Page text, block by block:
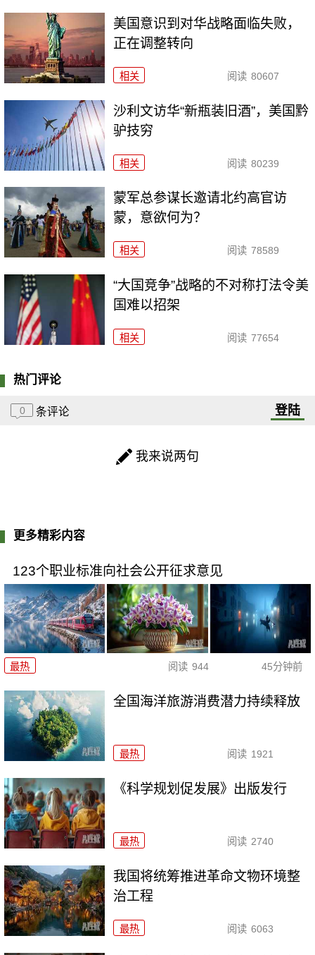
美国意识到对华战略面临失败，
正在调整转向
相关 阅读 80607
沙利文访华“新瓶装旧酒”，美国黔
驴技穷
相关 阅读 80239
​蒙军总参谋长邀请北约高官访
蒙，意欲何为？
相关 阅读 78589
“大国竞争”战略的不对称打法令美
国难以招架
相关 阅读 77654
热门评论
0 条评论 登陆
我来说两句
更多精彩内容
123个职业标准向社会公开征求意见
最热 阅读 944 45分钟前
全国海洋旅游消费潜力持续释放
最热 阅读 1921
《科学规划促发展》出版发行
最热 阅读 2740
我国将统筹推进革命文物环境整
治工程
最热 阅读 6063